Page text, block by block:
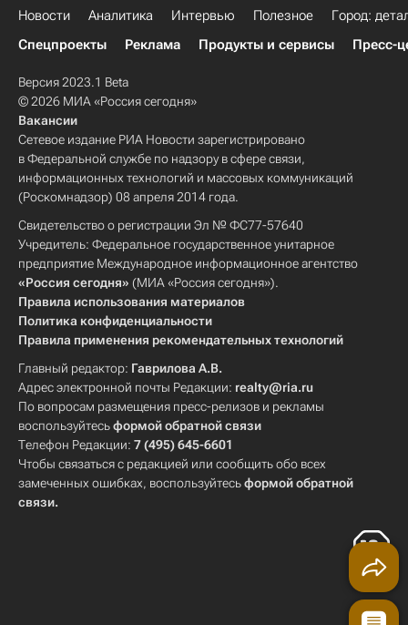
Новости Аналитика Интервью Полезное
Город:
Спецпроекты
Реклама Продукты и сервисы Пресс-
Версия 2023.1 Beta
© 2026 МИА «Россия сегодня»
Вакансии
Сетевое издание РИА Новости зарегистрировано
в Федеральной службе по надзору в сфере связи,
информационных технологий и массовых коммуникаций
(Роскомнадзор) 08 апреля 2014 года.
Свидетельство о регистрации Эл № ФС77-57640
Учредитель: Федеральное государственное унитарное
предприятие Международное информационное агентство
«Россия сегодня» (МИА «Россия сегодня»).
Правила использования материалов
Политика конфиденциальности
Правила применения рекомендательных технологий
Главный редактор: Гаврилова А.В.
Адрес электронной почты Редакции: realty@ria.ru
По вопросам размещения пресс-релизов и рекламы
воспользуйтесьформой обратной связи
Телефон Редакции: 7 (495) 645-6601
Чтобы связаться с редакцией или сообщить обо всех
замеченных ошибках, воспользуйтесьформой обратной
связи.